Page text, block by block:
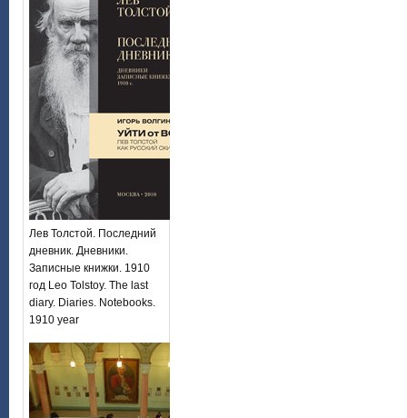
Лев Толстой. Последний
дневник. Дневники.
Записные книжки. 1910
год Leo Tolstoy. The last
diary. Diaries. Notebooks.
1910 year